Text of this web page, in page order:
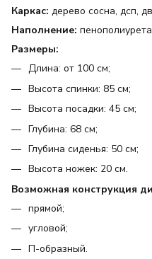
Каркас: дерево сосна, дсп,
Наполнение:
Размеры:
Длина: от 100 см;
Высота спинки: 85 см;
Высота посадки: 45 см;
Глубина: 68 см;
Глубина сиденья: 50 см;
Высота ножек: 20 см.
Возможная конструкция
прямой;
угловой;
П-образный.